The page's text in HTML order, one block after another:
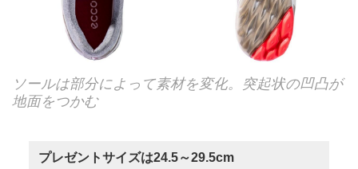
ソールは部分によって素材を変化。突起状の凹凸が
地面をつかむ
プレゼントサイズは24.5～29.5cm